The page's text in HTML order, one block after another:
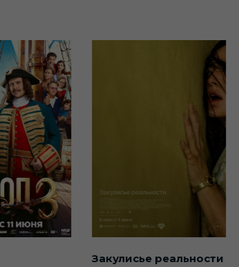
Закулисье реальности